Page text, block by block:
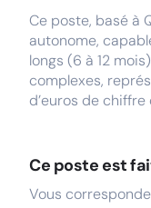
Ce poste, basé à
autonome,
longs (6 à 12
complexes,
d’euros de chiffre
Ce poste est
Vous